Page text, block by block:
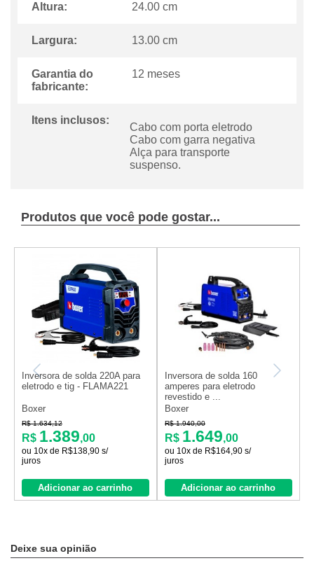
Altura: 24.00 cm
Largura: 13.00 cm
Garantia do
fabricante:
12 meses
Itens inclusos:
Cabo com porta eletrodo
Cabo com garra negativa
Alça para transporte
suspenso.
Produtos que você pode gostar...
Inversora de solda 220A para
eletrodo e tig - FLAMA221
Boxer
R$ 1.634,12
R$ 1.389,00
ou 10x de R$138,90 s/
juros
Adicionar ao carrinho
Inversora de solda 160
amperes para eletrodo
revestido e ...
Boxer
R$ 1.940,00
R$ 1.649,00
ou 10x de R$164,90 s/
juros
Adicionar ao carrinho
Deixe sua opinião